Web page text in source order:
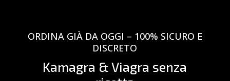
ORDINA GIÀ DA OGGI – 100% SICURO E
DISCRETO
Kamagra & Viagra senza